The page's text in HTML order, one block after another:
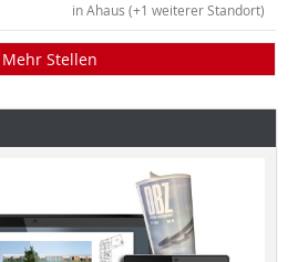
in Ahaus (+1 weiterer Standort)
Mehr Stellen